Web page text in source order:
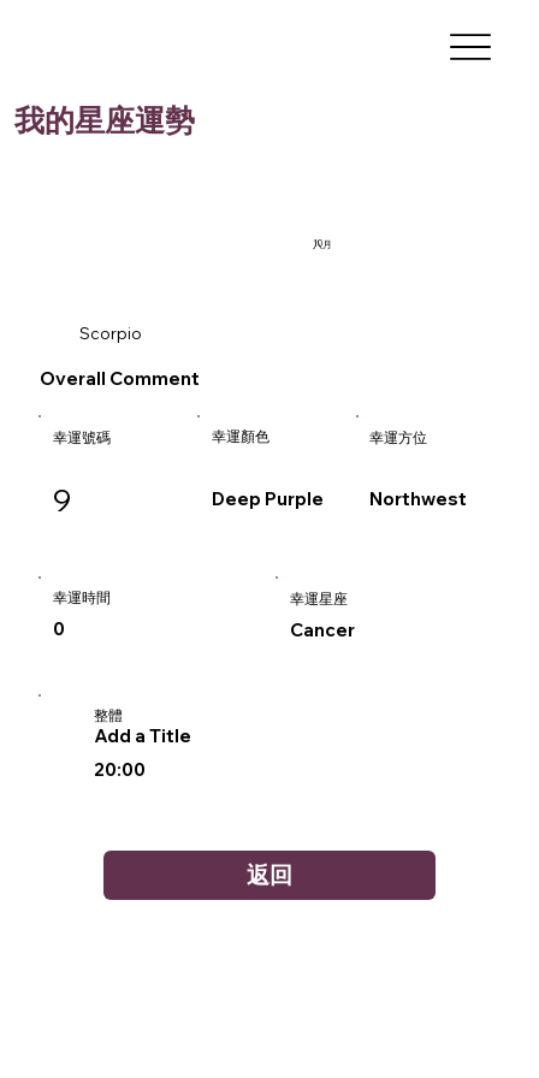
我的星座運勢
10
八月
Scorpio
Overall Comment
幸運號碼
9
幸運顏色
Deep Purple
幸運方位
Northwest
幸運時間
0
幸運星座
Cancer
整體
Add a Title
20:00
返回